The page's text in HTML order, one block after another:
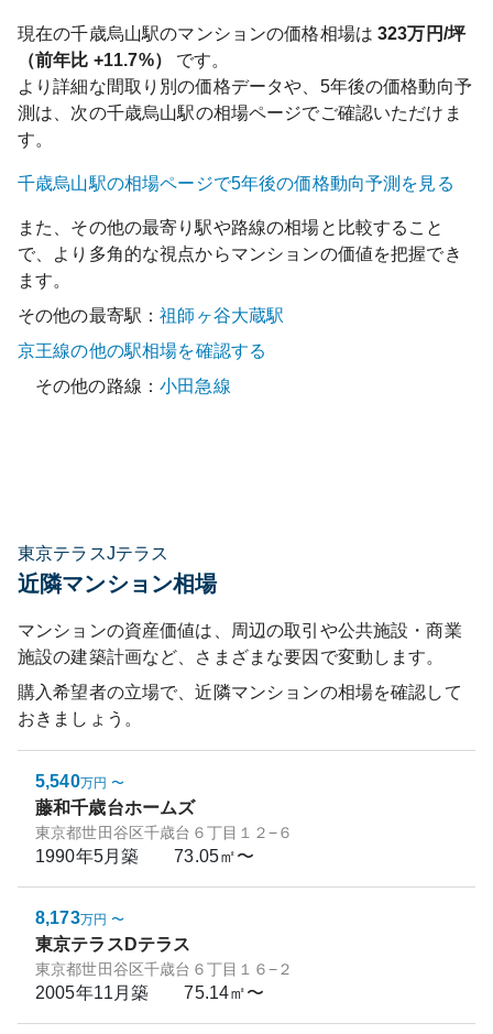
現在の千歳烏山駅のマンションの価格相場は 323万円/坪
（前年比 +11.7%）
です。
より詳細な間取り別の価格データや、5年後の価格動向予
測は、次の千歳烏山駅の相場ページでご確認いただけま
す。
千歳烏山駅の相場ページで5年後の価格動向予測を見る
また、その他の最寄り駅や路線の相場と比較すること
で、より多角的な視点からマンションの価値を把握でき
ます。
その他の最寄駅：祖師ヶ谷大蔵駅
京王線の他の駅相場を確認する
その他の路線：小田急線
東京テラスJテラス
近隣マンション相場
マンションの資産価値は、周辺の取引や公共施設・商業
施設の建築計画など、さまざまな要因で変動します。
購入希望者の立場で、近隣マンションの相場を確認して
おきましょう。
5,540万円 〜
藤和千歳台ホームズ
東京都世田谷区千歳台６丁目１２−６
1990年5月築 73.05㎡〜
8,173万円 〜
東京テラスDテラス
東京都世田谷区千歳台６丁目１６−２
2005年11月築 75.14㎡〜